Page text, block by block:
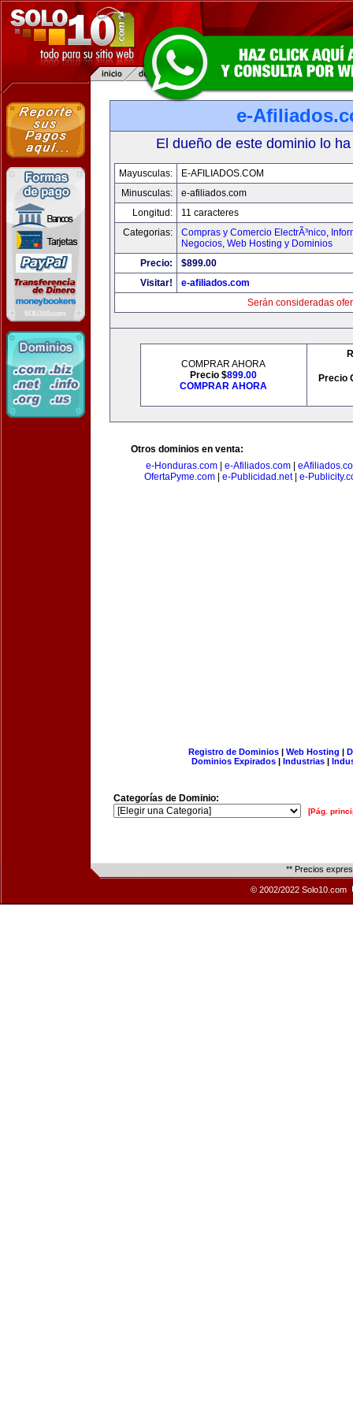
e-
El dueño de este dominio lo
Mayusculas:
E-AFILIADOS.COM
Minusculas:
e-afiliados.com
Longitud:
11 caracteres
Categorias:
Compras y Comercio ElectrÃ³nico,
Negocios, Web Hosting y Dominios
Precio:
$899.00
Visitar!
e-afiliados.com
Serán consideradas
COMPRAR AHORA
Precio $899.00
COMPRAR AHORA
Precio
Otros dominios en venta:
e-Honduras.com| e-Afiliados.com|
OfertaPyme.com| e-Publicidad.net| e-
Registro de Dominios| Web Hosting |
Dominios Expirados | Industrias |
Categorías de Dominio:
[Pág.
** Precios
© 2002/2022 Solo10.com